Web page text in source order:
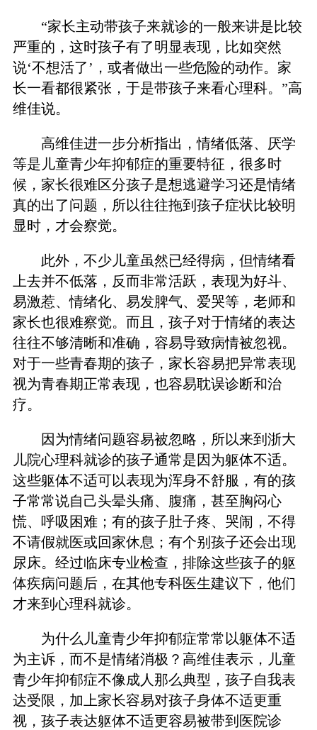
“家长主动带孩子来就诊的一般来讲是比较
严重的，这时孩子有了明显表现，比如突然
说‘不想活了’，或者做出一些危险的动作。家
长一看都很紧张，于是带孩子来看心理科。”高
维佳说。
高维佳进一步分析指出，情绪低落、厌学
等是儿童青少年抑郁症的重要特征，很多时
候，家长很难区分孩子是想逃避学习还是情绪
真的出了问题，所以往往拖到孩子症状比较明
显时，才会察觉。
此外，不少儿童虽然已经得病，但情绪看
上去并不低落，反而非常活跃，表现为好斗、
易激惹、情绪化、易发脾气、爱哭等，老师和
家长也很难察觉。而且，孩子对于情绪的表达
往往不够清晰和准确，容易导致病情被忽视。
对于一些青春期的孩子，家长容易把异常表现
视为青春期正常表现，也容易耽误诊断和治
疗。
因为情绪问题容易被忽略，所以来到浙大
儿院心理科就诊的孩子通常是因为躯体不适。
这些躯体不适可以表现为浑身不舒服，有的孩
子常常说自己头晕头痛、腹痛，甚至胸闷心
慌、呼吸困难；有的孩子肚子疼、哭闹，不得
不请假就医或回家休息；有个别孩子还会出现
尿床。经过临床专业检查，排除这些孩子的躯
体疾病问题后，在其他专科医生建议下，他们
才来到心理科就诊。
为什么儿童青少年抑郁症常常以躯体不适
为主诉，而不是情绪消极？高维佳表示，儿童
青少年抑郁症不像成人那么典型，孩子自我表
达受限，加上家长容易对孩子身体不适更重
视，孩子表达躯体不适更容易被带到医院诊